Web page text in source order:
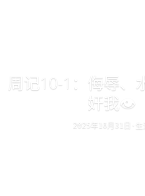
周记10-1：侮辱、
奸我👁️
2025 年 10 月 31 日 ·